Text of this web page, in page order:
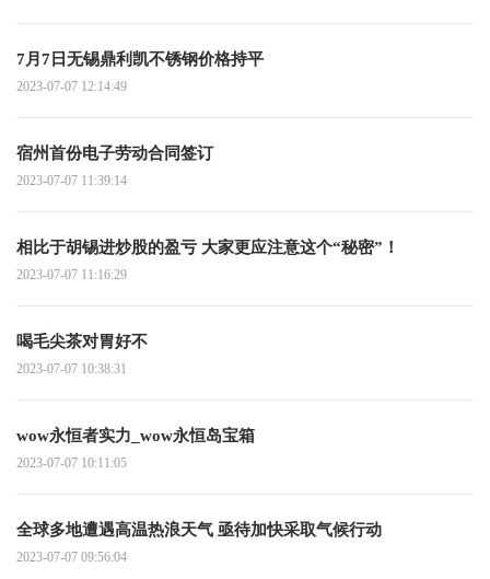
7月7日无锡鼎利凯不锈钢价格持平
2023-07-07 12:14:49
宿州首份电子劳动合同签订
2023-07-07 11:39:14
相比于胡锡进炒股的盈亏 大家更应注意这个“秘密”！
2023-07-07 11:16:29
喝毛尖茶对胃好不
2023-07-07 10:38:31
wow永恒者实力_wow永恒岛宝箱
2023-07-07 10:11:05
全球多地遭遇高温热浪天气 亟待加快采取气候行动
2023-07-07 09:56:04